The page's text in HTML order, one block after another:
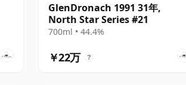
GlenDronach 1991 31年,
North Star Series #21
700ml • 44.4%
￥22万 ?